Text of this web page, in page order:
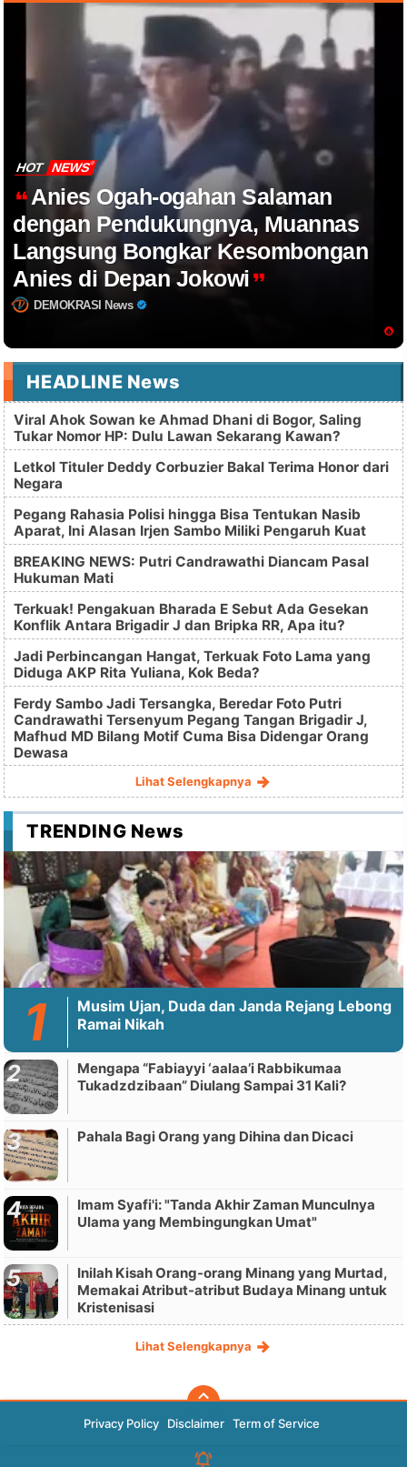
HOT NEWS
Anies Ogah-ogahan Salaman
dengan Pendukungnya, Muannas
Langsung Bongkar Kesombongan
Anies di Depan Jokowi
DEMOKRASI News
HEADLINE News
Viral Ahok Sowan ke Ahmad Dhani di Bogor, Saling
Tukar Nomor HP: Dulu Lawan Sekarang Kawan?
Letkol Tituler Deddy Corbuzier Bakal Terima Honor dari
Negara
Pegang Rahasia Polisi hingga Bisa Tentukan Nasib
Aparat, Ini Alasan Irjen Sambo Miliki Pengaruh Kuat
BREAKING NEWS: Putri Candrawathi Diancam Pasal
Hukuman Mati
Terkuak! Pengakuan Bharada E Sebut Ada Gesekan
Konflik Antara Brigadir J dan Bripka RR, Apa itu?
Jadi Perbincangan Hangat, Terkuak Foto Lama yang
Diduga AKP Rita Yuliana, Kok Beda?
Ferdy Sambo Jadi Tersangka, Beredar Foto Putri
Candrawathi Tersenyum Pegang Tangan Brigadir J,
Mafhud MD Bilang Motif Cuma Bisa Didengar Orang
Dewasa
Lihat Selengkapnya
TRENDING News
Musim Ujan, Duda dan Janda Rejang Lebong
Ramai Nikah
Mengapa “Fabiayyi ‘aalaa’i Rabbikumaa
Tukadzdzibaan” Diulang Sampai 31 Kali?
Pahala Bagi Orang yang Dihina dan Dicaci
Imam Syafi'i: "Tanda Akhir Zaman Munculnya
Ulama yang Membingungkan Umat"
Inilah Kisah Orang-orang Minang yang Murtad,
Memakai Atribut-atribut Budaya Minang untuk
Kristenisasi
Lihat Selengkapnya
Privacy Policy Disclaimer Term of Service